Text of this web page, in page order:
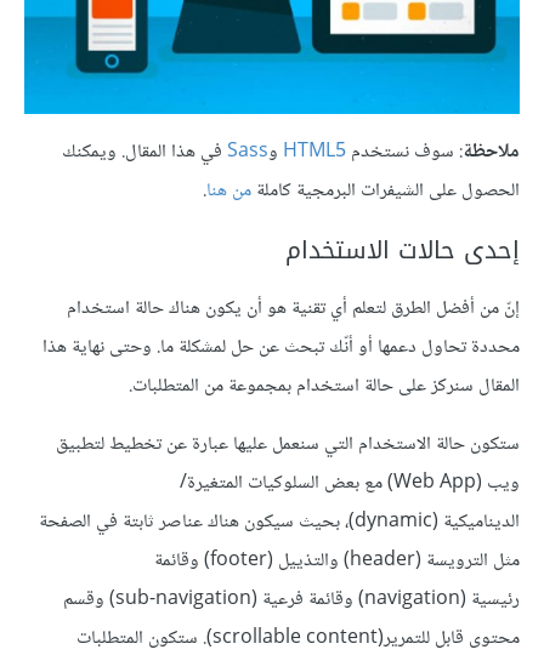
ملاحظة: سوف نستخدمHTML5 وSassفي هذا المقال. ويمكنك
الحصول على الشيفرات البرمجية كاملةمن هنا.
إحدى حالات الاستخدام
إنّ من أفضل الطرق لتعلم أي تقنية هو أن يكون هناك حالة استخدام
محددة تحاول دعمها أو أنّك تبحث عن حل لمشكلة ما. وحتى نهاية هذا
المقال سنركز على حالة استخدام بمجموعة من المتطلبات.
ستكون حالة الاستخدام التي سنعمل عليها عبارة عن تخطيط لتطبيق
ويب (Web App) مع بعض السلوكيات المتغيرة/
الديناميكية (dynamic)، بحيث سيكون هناك عناصر ثابتة في الصفحة
مثل الترويسة (header) والتذييل (footer) وقائمة
رئيسية (navigation) وقائمة فرعية (sub-navigation) وقسم
محتوى قابل للتمرير(scrollable content). ستكون المتطلبات